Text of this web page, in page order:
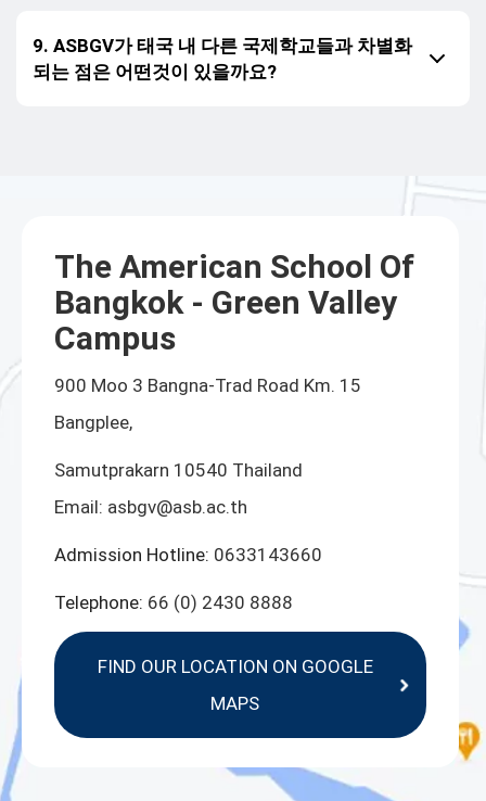
9. ASBGV가 태국 내 다른 국제학교들과 차별화
되는 점은 어떤것이 있을까요?
The American School Of
Bangkok - Green Valley
Campus
900 Moo 3 Bangna-Trad Road Km. 15
Bangplee,
Samutprakarn 10540 Thailand
Email: asbgv@asb.ac.th
Admission Hotline: 0633143660
Telephone: 66 (0) 2430 8888
FIND OUR LOCATION ON GOOGLE
MAPS